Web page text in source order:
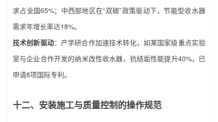
求占全国65%；中西部地区在“双碳”政策驱动下，节能型收水器
需求年增长率达18%。
技术创新驱动：产学研合作加速技术转化，如某国家级重点实验
室与企业合作开发的纳米改性收水器，抗结垢性能提升40%，已
申请8项国际专利。
十二、安装施工与质量控制的操作规范